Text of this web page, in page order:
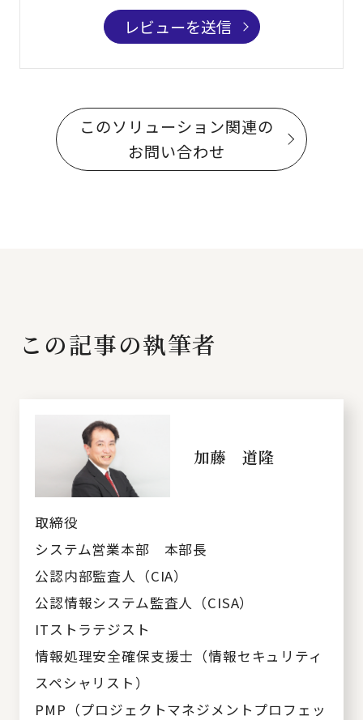
レビューを送信
このソリューション関連の
お問い合わせ
この記事の執筆者
加藤 道隆
取締役
システム営業本部 本部長
公認内部監査人（CIA）
公認情報システム監査人（CISA）
ITストラテジスト
情報処理安全確保支援士（情報セキュリティ
スペシャリスト）
PMP（プロジェクトマネジメントプロフェッ